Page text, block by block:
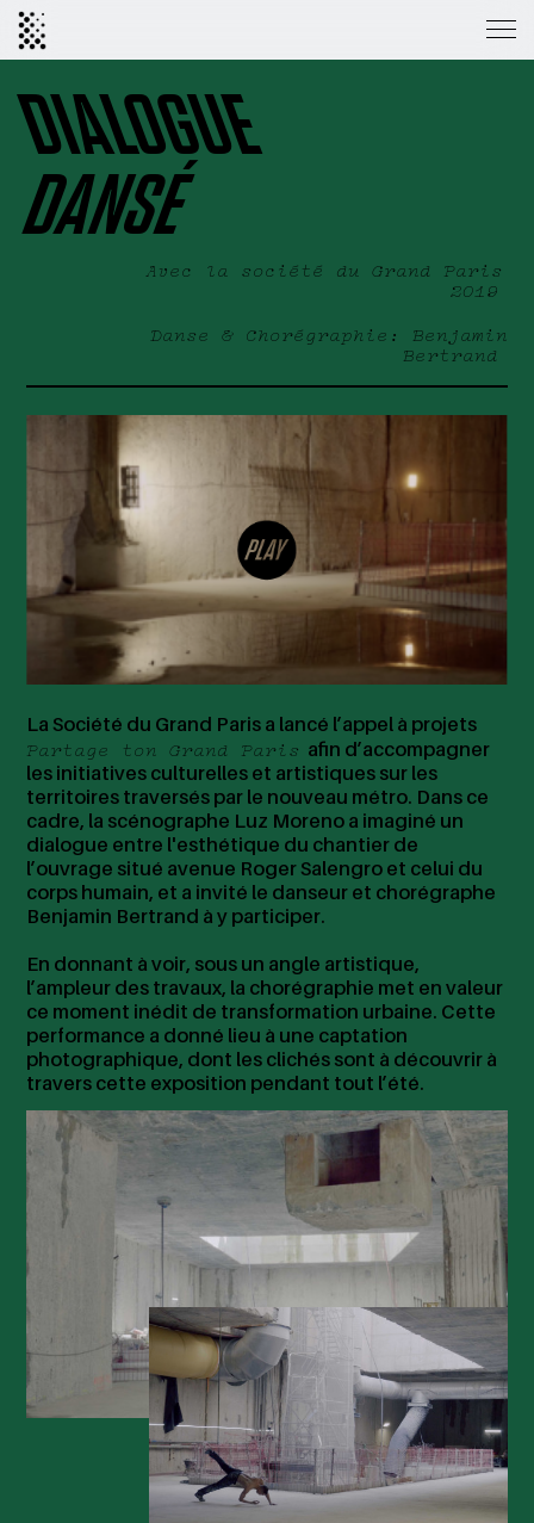
DIALOGUE
DANSÉ
Avec la société du Grand Paris
2019
Danse & Chorégraphie: Benjamin
Bertrand
La Société du Grand Paris a lancé l’appel à projets
Partage ton Grand Paris afin d’accompagner
les initiatives culturelles et artistiques sur les
territoires traversés par le nouveau métro. Dans ce
cadre, la scénographe Luz Moreno a imaginé un
dialogue entre l'esthétique du chantier de
l’ouvrage situé avenue Roger Salengro et celui du
corps humain, et a invité le danseur et chorégraphe
Benjamin Bertrand à y participer.
En donnant à voir, sous un angle artistique,
l’ampleur des travaux, la chorégraphie met en valeur
ce moment inédit de transformation urbaine. Cette
performance a donné lieu à une captation
photographique, dont les clichés sont à découvrir à
travers cette exposition pendant tout l’été.